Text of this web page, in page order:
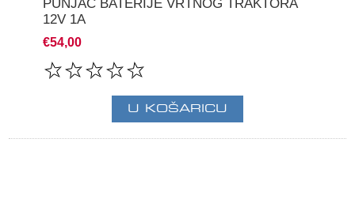
PUNJAČ BATERIJE VRTNOG TRAKTORA
12V 1A
€54,00